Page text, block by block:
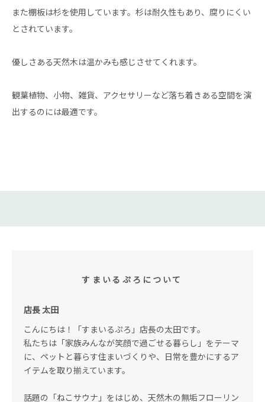
また棚板は杉を使用しています。杉は耐久性もあり、腐りにくい
とされています。
優しさある天然木は温かみも感じさせてくれます。
観葉植物、小物、雑貨、アクセサリーなど落ち着きある空間を演
出するのには最適です。
すまいるぷろについて
店長 太田
こんにちは！「すまいるぷろ」店長の太田です。
私たちは「家族みんなが笑顔で過ごせる暮らし」をテーマ
に、ペットと暮らす住まいづくりや、日常を豊かにするア
イテムを取り揃えています。
話題の「ねこサウナ」をはじめ、天然木の無垢フローリン